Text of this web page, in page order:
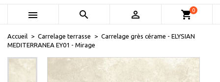
   shopping_cart0
Accueil Carrelage terrasse
Carrelage grès cérame - ELYSIAN
MEDITERRANEA EY01 - Mirage